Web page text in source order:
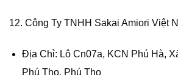
12. Công Ty TNHH Sakai Amiori Việt
Địa Chỉ: Lô Cn07a, KCN Phú Hà,
Phú Thọ, Phú Thọ